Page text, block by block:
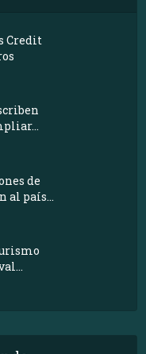
Credit
de
al país...